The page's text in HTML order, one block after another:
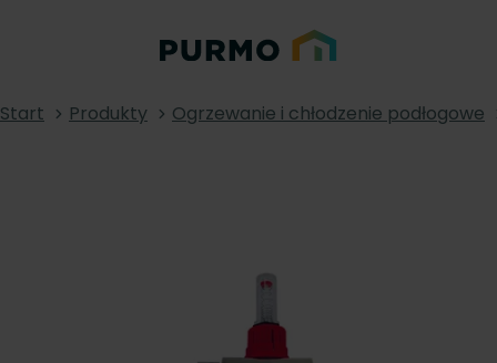
Start Produkty Ogrzewanie i chłodzenie podłogowe